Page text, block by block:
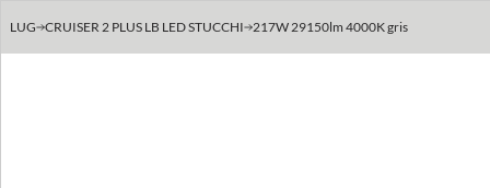
LUG CRUISER 2 PLUS LB LED STUCCHI 217W 29150lm 4000K gris